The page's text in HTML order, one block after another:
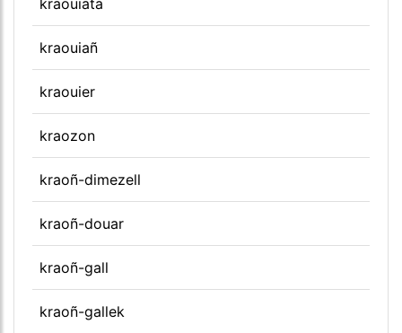
kraouiañ
kraouier
kraozon
kraoñ-dimezell
kraoñ-douar
kraoñ-gall
kraoñ-gallek